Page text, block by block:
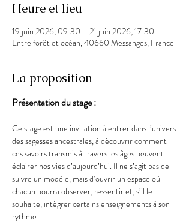
Heure et lieu
19 juin 2026, 09:30 – 21 juin 2026, 17:30
Entre forêt et océan, 40660 Messanges, France
La proposition
Présentation du stage :
Ce stage est une invitation à entrer dans l’univers
des sagesses ancestrales, à découvrir comment
ces savoirs transmis à travers les âges peuvent
éclairer nos vies d’aujourd’hui. Il ne s’agit pas de
suivre un modèle, mais d’ouvrir un espace où
chacun pourra observer, ressentir et, s’il le
souhaite, intégrer certains enseignements à son
rythme.